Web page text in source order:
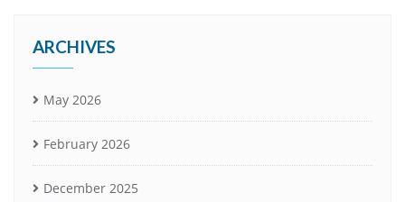
ARCHIVES
May 2026
February 2026
December 2025